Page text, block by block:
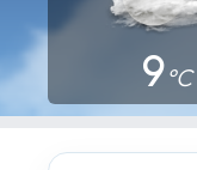
9°C